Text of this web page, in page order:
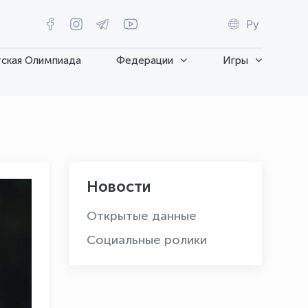
Ру
Олимпиада Федерации Игры
Новости
Открытые данные
Социальные ролики